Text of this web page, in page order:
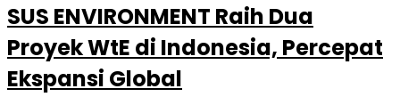
SUS ENVIRONMENT Raih Dua
Proyek WtE di Indonesia, Percepat
Ekspansi Global